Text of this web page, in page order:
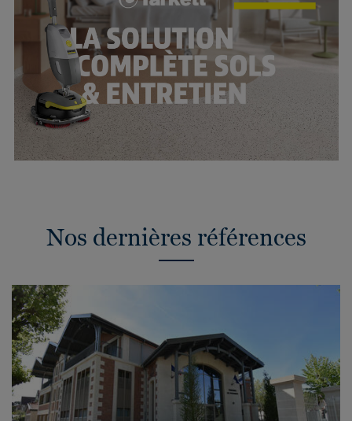
Nos dernières références